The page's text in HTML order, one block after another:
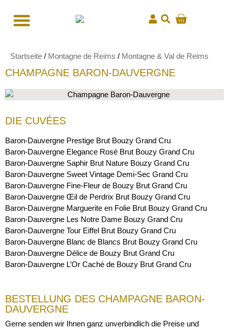
Startseite / Montagne de Reims / Montagne & Val de Reims
CHAMPAGNE BARON-DAUVERGNE
DIE CUVÉES
Baron-Dauvergne Prestige Brut Bouzy Grand Cru
Baron-Dauvergne Elegance Rosé Brut Bouzy Grand Cru
Baron-Dauvergne Saphir Brut Nature Bouzy Grand Cru
Baron-Dauvergne Sweet Vintage Demi-Sec Grand Cru
Baron-Dauvergne Fine-Fleur de Bouzy Brut Grand Cru
Baron-Dauvergne Œil de Perdrix Brut Bouzy Grand Cru
Baron-Dauvergne Marguerite en Folie Brut Bouzy Grand Cru
Baron-Dauvergne Les Notre Dame Bouzy Grand Cru
Baron-Dauvergne Tour Eiffel Brut Bouzy Grand Cru
Baron-Dauvergne Blanc de Blancs Brut Bouzy Grand Cru
Baron-Dauvergne Délice de Bouzy Brut Grand Cru
Baron-Dauvergne L’Or Caché de Bouzy Brut Grand Cru
BESTELLUNG DES CHAMPAGNE BARON-
DAUVERGNE
Gerne senden wir Ihnen ganz unverbindlich die Preise und